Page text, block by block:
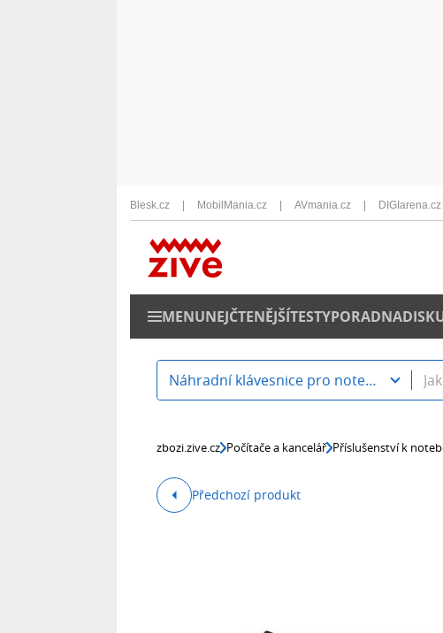
Blesk.cz MobilMania.cz AVmania.cz DIGIarena.cz
MENUNEJČTENĚJŠÍTESTYPORADNA
Náhradní klávesnice pro notebooky
zbozi.zive.cz Počítače a kancelář Příslušenství k
Předchozí produkt